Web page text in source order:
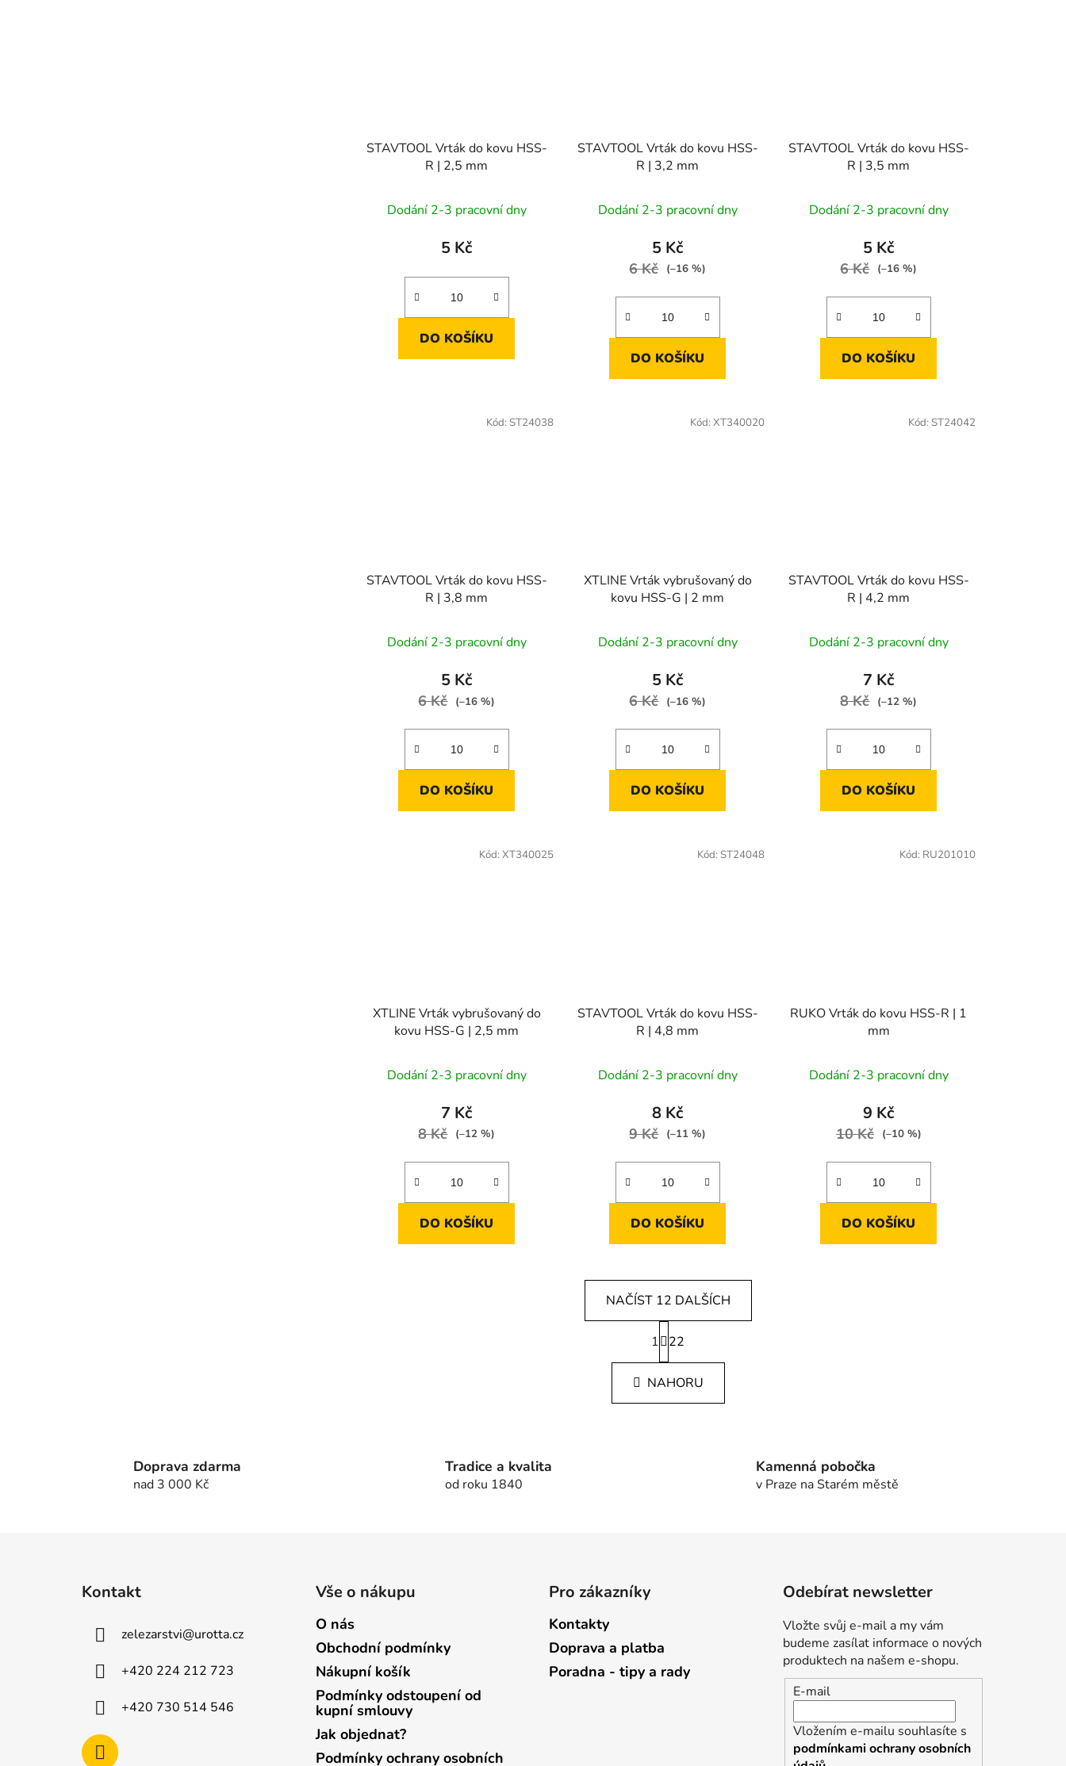
STAVTOOL Vrták do kovu HSS-
R | 2,5 mm
Dodání 2-3 pracovní dny
5 Kč
DO KOŠÍKU
STAVTOOL Vrták do kovu HSS-
R | 3,2 mm
Dodání 2-3 pracovní dny
5 Kč
6 Kč (–16 %)
DO KOŠÍKU
STAVTOOL Vrták do kovu HSS-
R | 3,5 mm
Dodání 2-3 pracovní dny
5 Kč
6 Kč (–16 %)
DO KOŠÍKU
STAVTOOL Vrták do kovu HSS-
R | 3,8 mm
Dodání 2-3 pracovní dny
5 Kč
6 Kč (–16 %)
DO KOŠÍKU
Kód: ST24038
XTLINE Vrták vybrušovaný do
kovu HSS-G | 2 mm
Dodání 2-3 pracovní dny
5 Kč
6 Kč (–16 %)
DO KOŠÍKU
Kód: XT340020
STAVTOOL Vrták do kovu HSS-
R | 4,2 mm
Dodání 2-3 pracovní dny
7 Kč
8 Kč (–12 %)
DO KOŠÍKU
Kód: ST24042
XTLINE Vrták vybrušovaný do
kovu HSS-G | 2,5 mm
Dodání 2-3 pracovní dny
7 Kč
8 Kč (–12 %)
DO KOŠÍKU
Kód: XT340025
STAVTOOL Vrták do kovu HSS-
R | 4,8 mm
Dodání 2-3 pracovní dny
8 Kč
9 Kč (–11 %)
DO KOŠÍKU
Kód: ST24048
RUKO Vrták do kovu HSS-R | 1
mm
Dodání 2-3 pracovní dny
9 Kč
10 Kč (–10 %)
DO KOŠÍKU
Kód: RU201010
O
v
l
á
NAČÍST 12 DALŠÍCH
S
t
r
n
k
1 22
NAHORU
Doprava zdarma
nad 3 000 Kč
Tradice a kvalita
od roku 1840
Kamenná pobočka
v Praze na Starém městě
Kontakt
zelezarstvi@urotta.cz
+420 224 212 723
+420 730 514 546
Vše o nákupu
O nás
Obchodní podmínky
Nákupní košík
Podmínky odstoupení od
kupní smlouvy
Jak objednat?
Podmínky ochrany osobních
Pro zákazníky
Kontakty
Doprava a platba
Poradna - tipy a rady
Odebírat newsletter
Vložte svůj e-mail a my vám
budeme zasílat informace o nových
produktech na našem e-shopu.
E-mail
Vložením e-mailu souhlasíte s
podmínkami ochrany osobních